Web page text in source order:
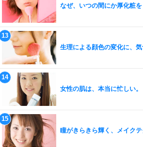
なぜ、いつの間にか厚化粧を
生理による顔色の変化に、気
女性の肌は、本当に忙しい。
瞳がきらきら輝く、メイクテ